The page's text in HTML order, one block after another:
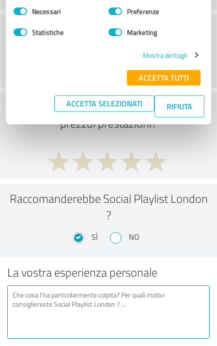
Selezione
del
Necessari Preferenze
Statistiche Marketing
Mostra dettagli
ACCETTA TUTTI
ACCETTA SELEZIONATI RIFIUTA
Servizio clienti
Cosa ne pensate del rapporto
prezzo/prestazioni?
Raccomanderebbe Social Playlist London
?
SÌ NO
La vostra esperienza personale